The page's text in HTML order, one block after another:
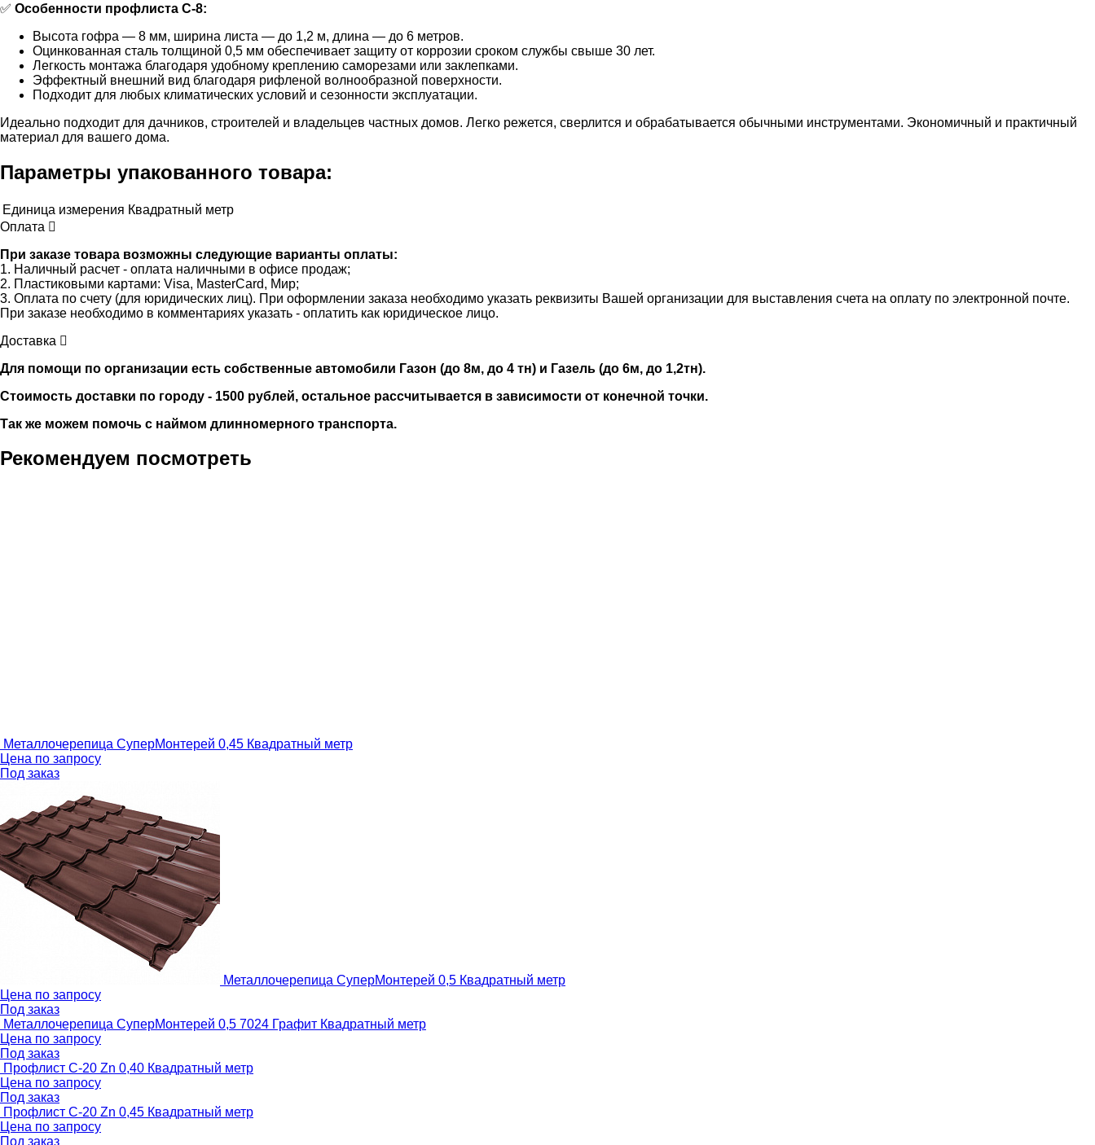
✅ Особенности профлиста С-8:
Высота гофра — 8 мм, ширина листа — до 1,2 м, длина — до 6 метров.
Оцинкованная сталь толщиной 0,5 мм обеспечивает защиту от коррозии сроком службы свыше 30 лет.
Легкость монтажа благодаря удобному креплению саморезами или заклепками.
Эффектный внешний вид благодаря рифленой волнообразной поверхности.
Подходит для любых климатических условий и сезонности эксплуатации.
Идеально подходит для дачников, строителей и владельцев частных домов. Легко режется, сверлится и обрабатывается обычными инструментами. Экономичный и практичный
материал для вашего дома.
Параметры упакованного товара:
Единица измерения Квадратный метр
Оплата
При заказе товара возможны следующие варианты оплаты:
1. Наличный расчет - оплата наличными в офисе продаж;
2. Пластиковыми картами: Visa, MasterCard, Мир;
3. Оплата по счету (для юридических лиц). При оформлении заказа необходимо указать реквизиты Вашей организации для выставления счета на оплату по электронной почте.
При заказе необходимо в комментариях указать - оплатить как юридическое лицо.
Доставка
Для помощи по организации есть собственные автомобили Газон (до 8м, до 4 тн) и Газель (до 6м, до 1,2тн).
Стоимость доставки по городу - 1500 рублей, остальное рассчитывается в зависимости от конечной точки.
Так же можем помочь с наймом длинномерного транспорта.
Рекомендуем посмотреть
Металлочерепица СуперМонтерей 0,45 Квадратный метр
Цена по запросу
Под заказ
Металлочерепица СуперМонтерей 0,5 Квадратный метр
Цена по запросу
Под заказ
Металлочерепица СуперМонтерей 0,5 7024 Графит Квадратный метр
Цена по запросу
Под заказ
Профлист С-20 Zn 0,40 Квадратный метр
Цена по запросу
Под заказ
Профлист С-20 Zn 0,45 Квадратный метр
Цена по запросу
Под заказ